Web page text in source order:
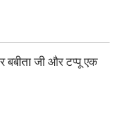
बबीता जी और टप्पू एक